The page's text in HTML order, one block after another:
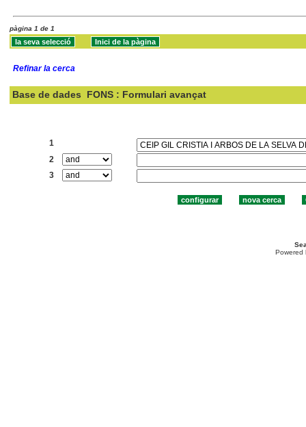
pàgina 1 de 1
Refinar la cerca
Base de dades FONS : Formulari avançat
1
2
3
Powered